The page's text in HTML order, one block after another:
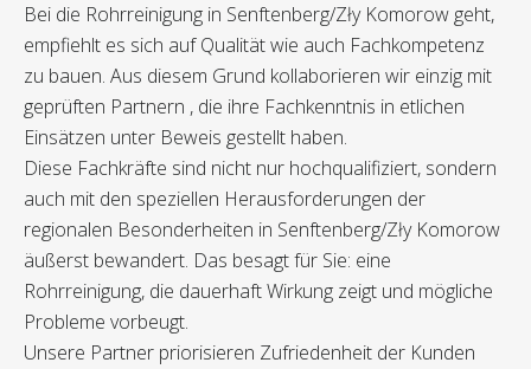
Bei die Rohrreinigung in Senftenberg/Zły Komorow geht,
empfiehlt es sich auf Qualität wie auch Fachkompetenz
zu bauen. Aus diesem Grund kollaborieren wir einzig mit
geprüften Partnern , die ihre Fachkenntnis in etlichen
Einsätzen unter Beweis gestellt haben.
Diese Fachkräfte sind nicht nur hochqualifiziert, sondern
auch mit den speziellen Herausforderungen der
regionalen Besonderheiten in Senftenberg/Zły Komorow
äußerst bewandert. Das besagt für Sie: eine
Rohrreinigung, die dauerhaft Wirkung zeigt und mögliche
Probleme vorbeugt.
Unsere Partner priorisieren Zufriedenheit der Kunden